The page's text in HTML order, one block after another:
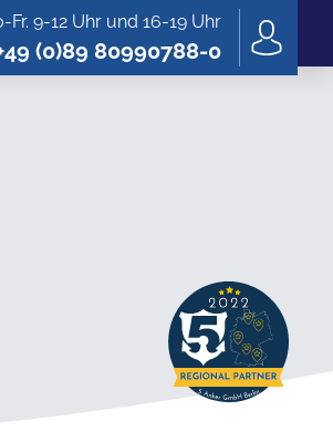
Fr. 9-12 Uhr und 16-19 Uhr
(0)89 80990788-0